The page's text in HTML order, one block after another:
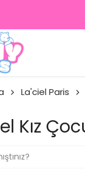
La'ciel Paris
Kız